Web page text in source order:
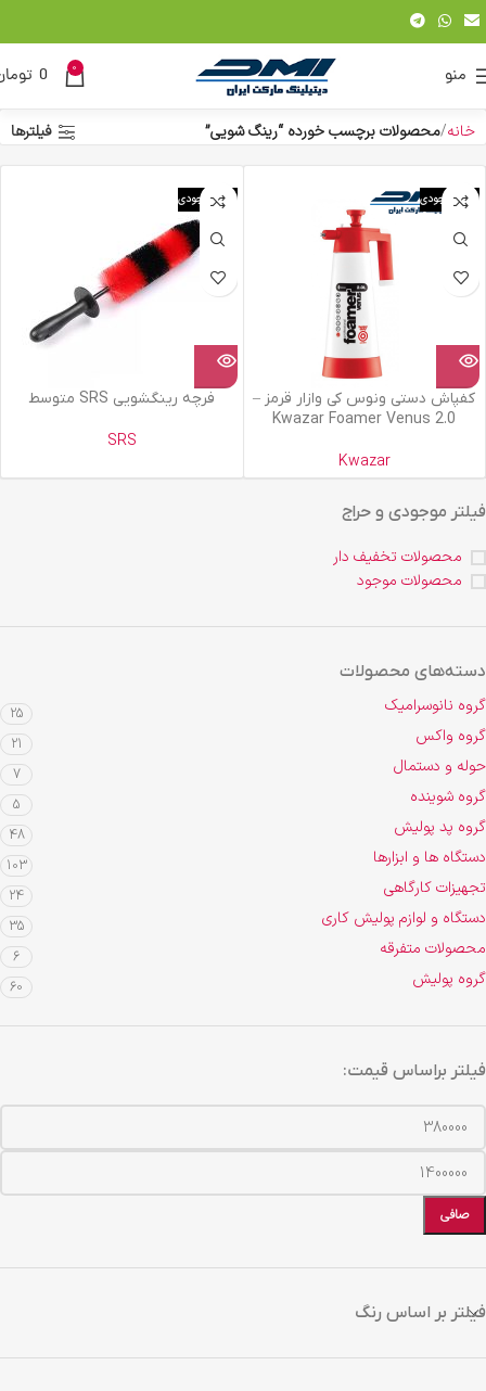
منو 0
0
فیلتر موجودی و حراج
محصولات تخفیف دار
محصولات موجود
دسته‌های محصولات
گروه نانوسرامیک 25
گروه واکس 21
حوله و دستمال 7
گروه شوینده 5
گروه پد پولیش 48
دستگاه ها و ابزارها 103
تجهیزات کارگاهی 24
دستگاه و لوازم پولیش کاری 35
محصولات متفرقه 6
گروه پولیش 60
فیلتر براساس قیمت:
صافی
فیلتر بر اساس رنگ
خانه محصولات برچسب خورده “رینگ شویی” فیلترها
اتمام موجودی
کفپاش دستی ونوس کی وازار قرمز –
Kwazar Foamer Venus 2.0
Kwazar
اتمام موجودی
فرچه رینگشویی SRS متوسط
SRS